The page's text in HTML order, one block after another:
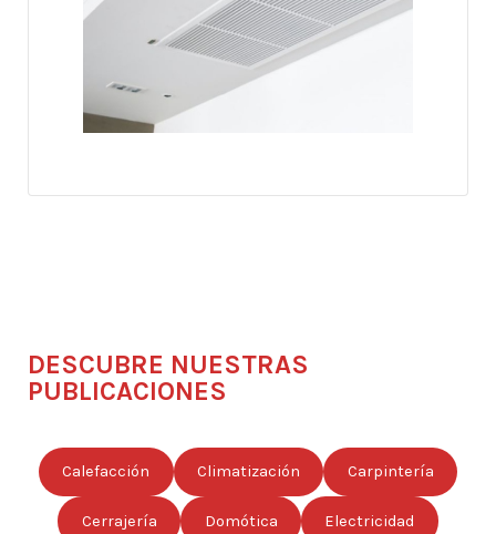
DESCUBRE NUESTRAS
PUBLICACIONES
Calefacción Climatización Carpintería
Cerrajería Domótica Electricidad